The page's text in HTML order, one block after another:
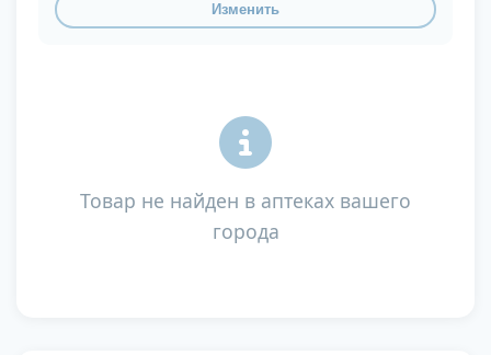
Изменить
Товар не найден в аптеках вашего
города